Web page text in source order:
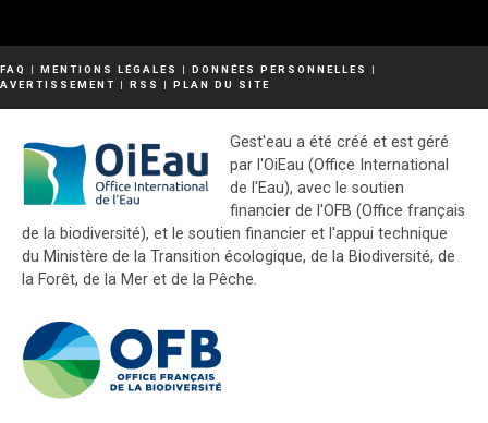
FAQ | MENTIONS LÉGALES | DONNÉES PERSONNELLES
|
AVERTISSEMENT | RSS | PLAN DU SITE
Gest'eau a été créé et est géré
par l'OiEau (Office International
de l'Eau), avec le soutien
financier de l'OFB (Office français
de la biodiversité), et le soutien financier et l'appui technique
du Ministère de la Transition écologique, de la Biodiversité, de
la Forêt, de la Mer et de la Pêche.